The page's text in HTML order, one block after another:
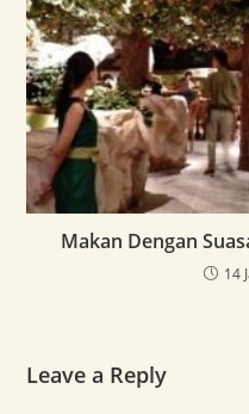
Makan Dengan
14
Leave a Reply